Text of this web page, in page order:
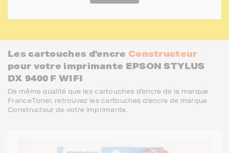
Les cartouches d'encre Constructeur
pour votre imprimante EPSON STYLUS
DX 9400 F WIFI
De même qualité que les cartouches d'encre de la marque
FranceToner, retrouvez les cartouches d'encre de marque
Constructeur de votre imprimante.